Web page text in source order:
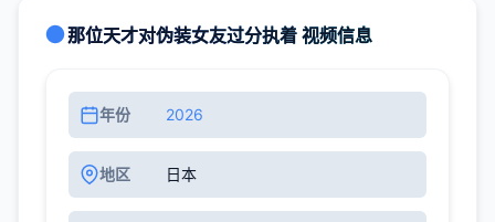
那位天才对伪装女友过分执着 视频信息
年份 2026
地区 日本